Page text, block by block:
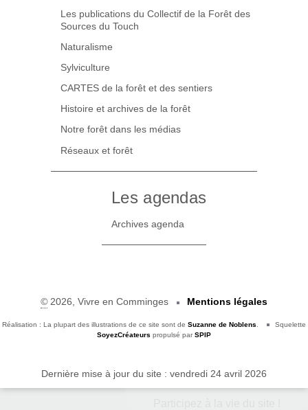
Les publications du Collectif de la Forêt des
Sources du Touch
Naturalisme
Sylviculture
CARTES de la forêt et des sentiers
Histoire et archives de la forêt
Notre forêt dans les médias
Réseaux et forêt
Les agendas
Archives agenda
©2026, Vivre en Comminges Mentions légales
Réalisation : La plupart des illustrations de ce site sont deSuzanne de Noblens
Squelette
SoyezCréateurs propulsé par SPIP
Dernière mise à jour du site : vendredi 24 avril 2026